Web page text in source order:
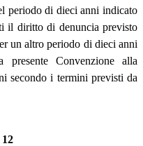
periodo di dieci anni indicato
il diritto di denuncia previsto
un altro periodo di dieci anni
Convenzione alla
secondo i termini previsti da